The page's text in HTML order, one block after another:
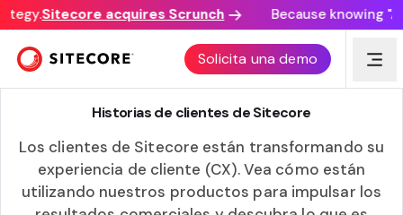
Sitecore acquires Scrunch Because knowing
Solicita una demo
EMPRESAS DE TODO EL MUNDO TRIUNFAN
CON SITECORE
Historias de clientes de Sitecore
Los clientes de Sitecore están transformando su
experiencia de cliente (CX). Vea cómo están
utilizando nuestros productos para impulsar los